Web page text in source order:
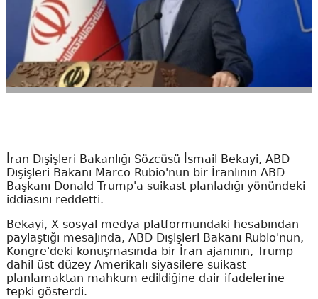
İran Dışişleri Bakanlığı Sözcüsü İsmail Bekayi, ABD
Dışişleri Bakanı Marco Rubio'nun bir İranlının ABD
Başkanı Donald Trump'a suikast planladığı yönündeki
iddiasını reddetti.
Bekayi, X sosyal medya platformundaki hesabından
paylaştığı mesajında, ABD Dışişleri Bakanı Rubio'nun,
Kongre'deki konuşmasında bir İran ajanının, Trump
dahil üst düzey Amerikalı siyasilere suikast
planlamaktan mahkum edildiğine dair ifadelerine
tepki gösterdi.